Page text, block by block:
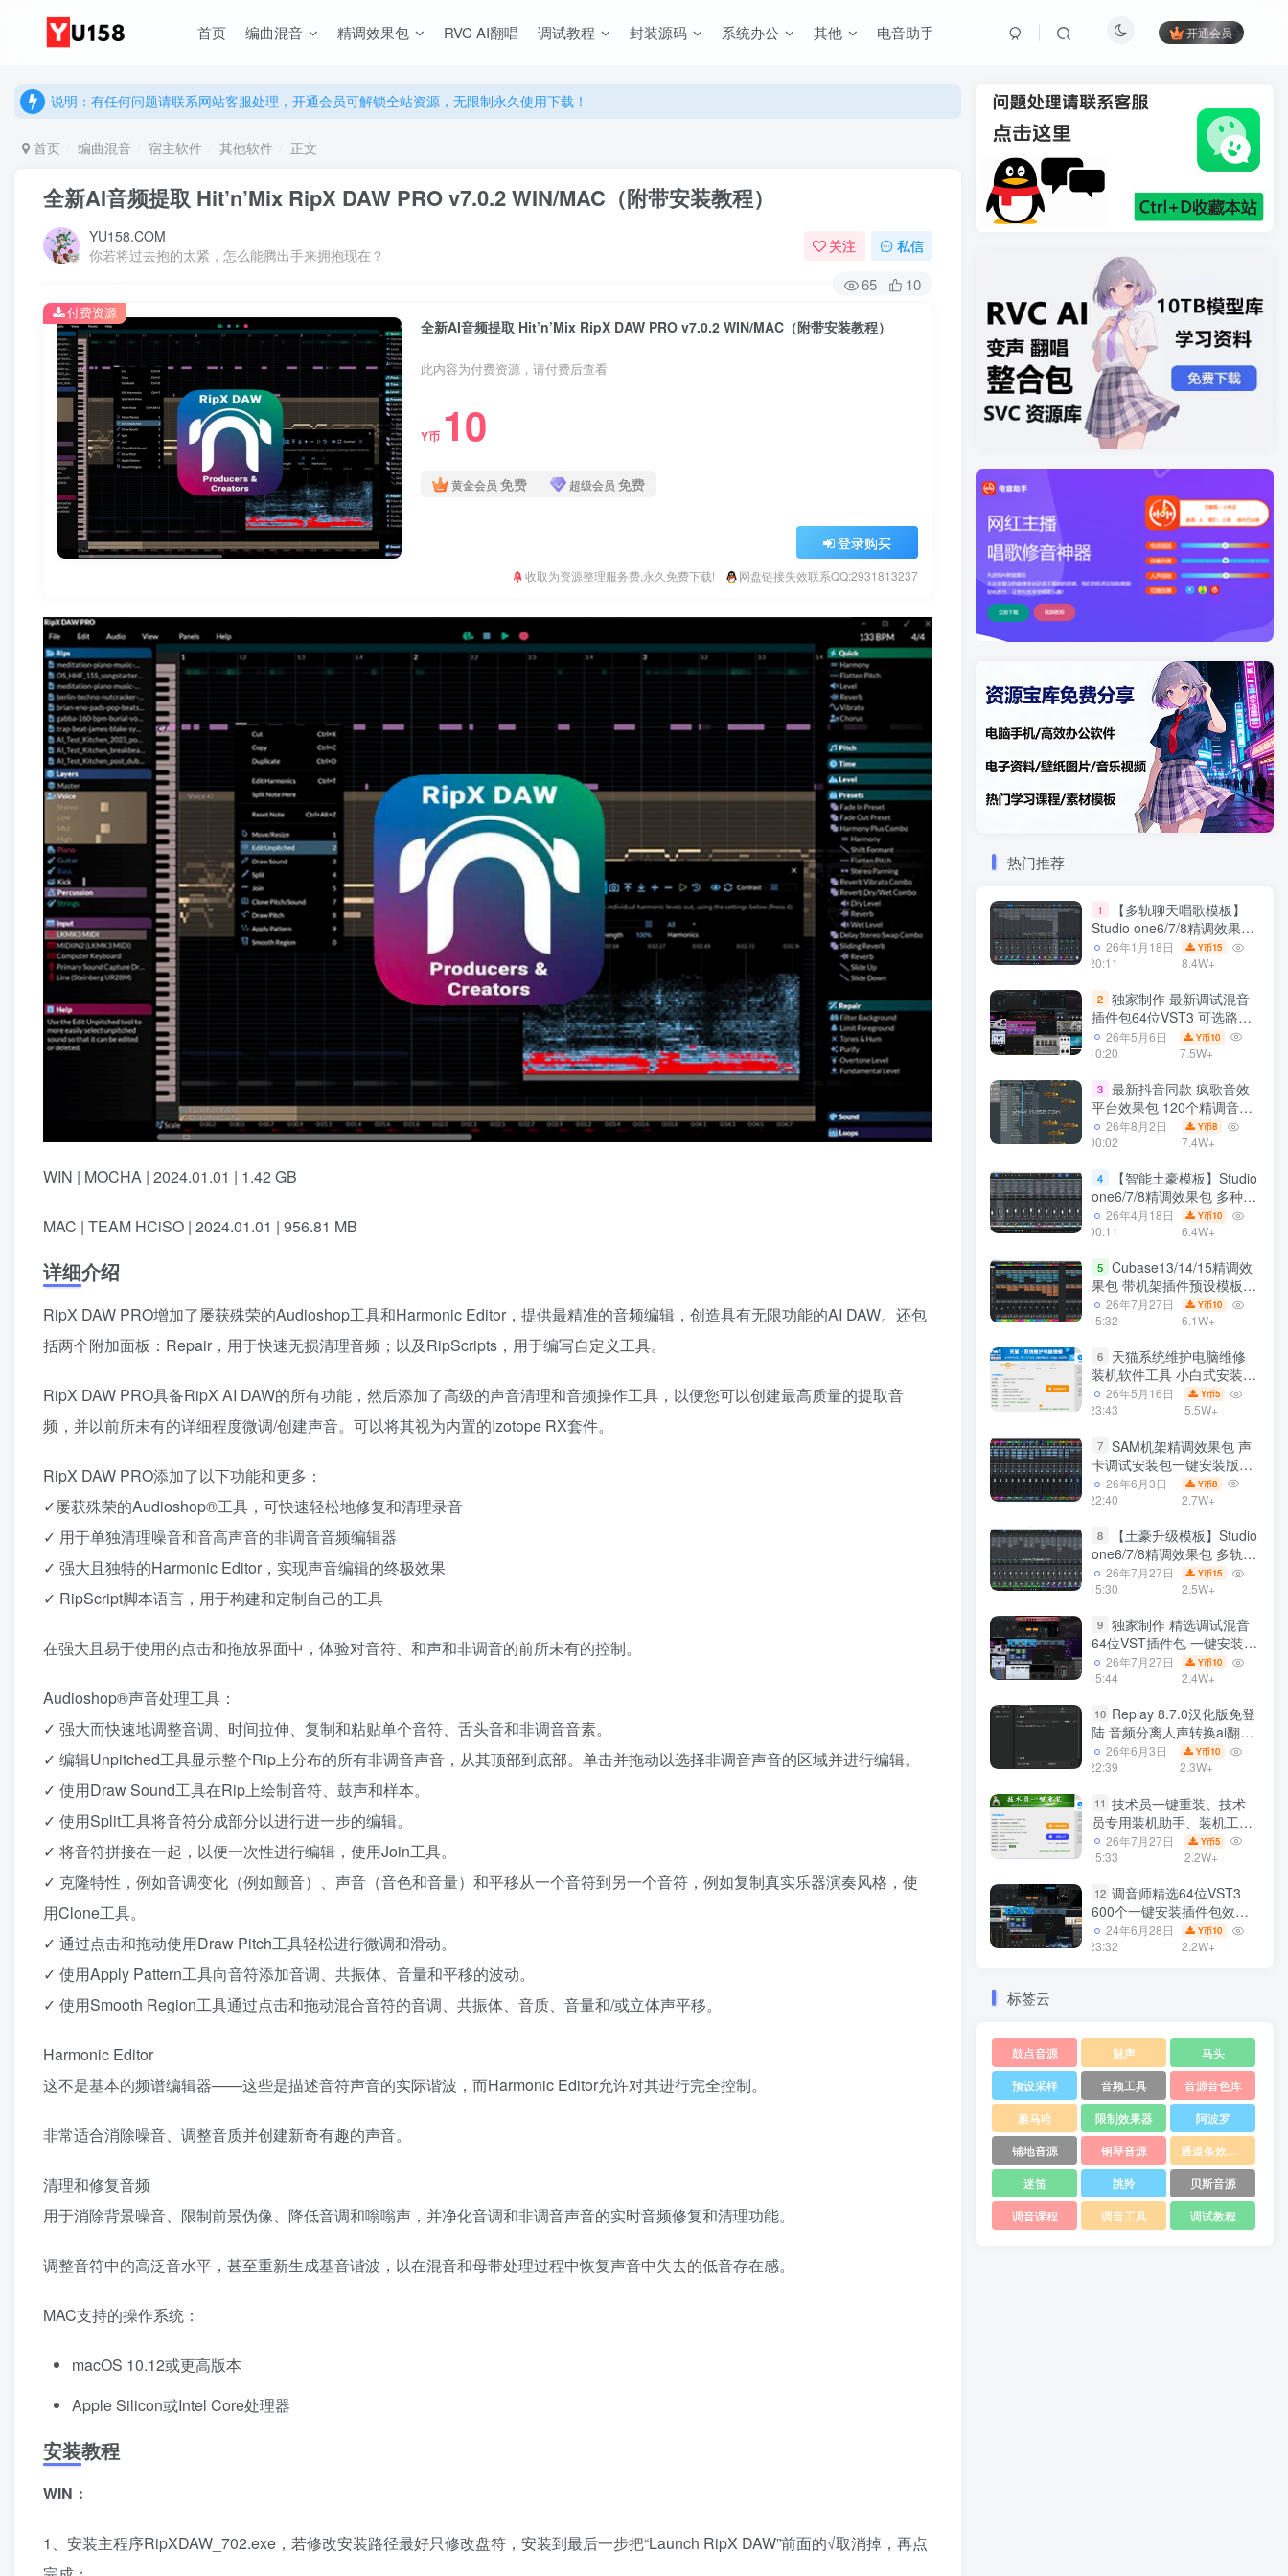
首页 编曲混音 精调效果包 RVC AI翻唱 调试教程 封装源码 系统办公 其他 电音助手 开通会员
说明：有任何问题请联系网站客服处理，开通会员可解锁全站资源，无限制永久使用下载！
说明：有任何问题请联系网站客服处理，开通会员可解锁全站资源，无限制永久使用下载！
首页 编曲混音 宿主软件 其他软件 正文
全新AI音频提取 Hit’n’Mix RipX DAW PRO v7.0.2 WIN/MAC（附带安装教程）
YU158.COM
你若将过去抱的太紧，怎么能腾出手来拥抱现在？
关注 私信
65 10
全新AI音频提取 Hit’n’Mix RipX DAW PRO v7.0.2 WIN/MAC（附带安装教程）
此内容为付费资源，请付费后查看
Y币 10
黄金会员 免费 超级会员 免费
登录购买
收取为资源整理服务费,永久免费下载! 网盘链接失效联系QQ:2931813237
付费资源
WIN | MOCHA | 2024.01.01 | 1.42 GB
MAC | TEAM HCiSO | 2024.01.01 | 956.81 MB
详细介绍
RipX DAW PRO增加了屡获殊荣的Audioshop工具和Harmonic Editor，提供最精准的音频编辑，创造具有无限功能的AI DAW。还包
括两个附加面板：Repair，用于快速无损清理音频；以及RipScripts，用于编写自定义工具。
RipX DAW PRO具备RipX AI DAW的所有功能，然后添加了高级的声音清理和音频操作工具，以便您可以创建最高质量的提取音
频，并以前所未有的详细程度微调/创建声音。可以将其视为内置的Izotope RX套件。
RipX DAW PRO添加了以下功能和更多：
✓屡获殊荣的Audioshop®工具，可快速轻松地修复和清理录音
✓ 用于单独清理噪音和音高声音的非调音音频编辑器
✓ 强大且独特的Harmonic Editor，实现声音编辑的终极效果
✓ RipScript脚本语言，用于构建和定制自己的工具
在强大且易于使用的点击和拖放界面中，体验对音符、和声和非调音的前所未有的控制。
Audioshop®声音处理工具：
✓ 强大而快速地调整音调、时间拉伸、复制和粘贴单个音符、舌头音和非调音音素。
✓ 编辑Unpitched工具显示整个Rip上分布的所有非调音声音，从其顶部到底部。单击并拖动以选择非调音声音的区域并进行编辑。
✓ 使用Draw Sound工具在Rip上绘制音符、鼓声和样本。
✓ 使用Split工具将音符分成部分以进行进一步的编辑。
✓ 将音符拼接在一起，以便一次性进行编辑，使用Join工具。
✓ 克隆特性，例如音调变化（例如颤音）、声音（音色和音量）和平移从一个音符到另一个音符，例如复制真实乐器演奏风格，使
用Clone工具。
✓ 通过点击和拖动使用Draw Pitch工具轻松进行微调和滑动。
✓ 使用Apply Pattern工具向音符添加音调、共振体、音量和平移的波动。
✓ 使用Smooth Region工具通过点击和拖动混合音符的音调、共振体、音质、音量和/或立体声平移。
Harmonic Editor
这不是基本的频谱编辑器——这些是描述音符声音的实际谐波，而Harmonic Editor允许对其进行完全控制。
非常适合消除噪音、调整音质并创建新奇有趣的声音。
清理和修复音频
用于消除背景噪音、限制前景伪像、降低音调和嗡嗡声，并净化音调和非调音声音的实时音频修复和清理功能。
调整音符中的高泛音水平，甚至重新生成基音谐波，以在混音和母带处理过程中恢复声音中失去的低音存在感。
MAC支持的操作系统：
macOS 10.12或更高版本
Apple Silicon或Intel Core处理器
安装教程
WIN：
1、安装主程序RipXDAW_702.exe，若修改安装路径最好只修改盘符，安装到最后一步把“Launch RipX DAW”前面的√取消掉，再点
热门推荐
1
【多轨聊天唱歌模板】
Studio one6/7/8精调效果包
多种效果模式 声卡调试好直
播预设模板
26年1月18日
20:11
Y币15
8.4W+
2 独家制作 最新调试混音
插件包64位VST3 可选路径
一键安装550个效果器合集
v3.0 WiN 支持定制
26年5月6日
10:20
Y币10
7.5W+
3 最新抖音同款 疯歌音效
平台效果包 120个精调音效
包+软件自带170个音效
+600个插件 带安装教程全
26年8月2日
00:02
Y币8
7.4W+
4
【智能土豪模板】Studio
one6/7/8精调效果包 多种效
果模式可选 声卡调试好预设
带插件全套文件
26年4月18日
00:11
Y币10
6.4W+
5 Cubase13/14/15精调效
果包 带机架插件预设模板
声卡调试好效果工程文件
26年7月27日
15:32
Y币10
6.1W+
6
天猫系统维护电脑维修
装机软件工具 小白式安装
完全一键安装系统 电脑系统
装机软件 一键重装系统
26年5月16日
23:43
Y币5
5.5W+
7 SAM机架精调效果包 声
卡调试安装包一键安装版模
板 带插件预设效果文件
26年6月3日
22:40
Y币8
2.7W+
8
【土豪升级模板】Studio
one6/7/8精调效果包 多轨道
效果模式可选 声卡调试好预
设模板 带插件全套文件
26年7月27日
15:30
Y币15
2.5W+
9 独家制作 精选调试混音
64位VST插件包 一键安装
600个效果器合集v2.0 WiN
支持定制
26年7月27日
15:44
Y币10
2.4W+
10 Replay 8.7.0汉化版免登
陆 音频分离人声转换ai翻唱
支持50系显卡 一键安装
WiN
26年6月3日
22:39
Y币10
2.3W+
11 技术员一键重装、技术
员专用装机助手、装机工
具、电脑系统装机软件丶一
键安装系统
26年7月27日
15:33
Y币5
2.2W+
12 调音师精选64位VST3
600个一键安装插件包效果
器集合10G WiN
24年6月28日
23:32
Y币10
2.2W+
标签云
鼓点音源 魅声
马头
预设采样
音频工具
音源音色库
雅马哈
限制效果器
阿波罗
铺地音源
钢琴音源
通道条效果器
迷笛
跳羚
贝斯音源
调音课程
调音工具 调试教程